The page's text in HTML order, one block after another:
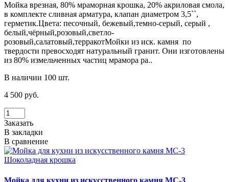
Мойка врезная, 80% мраморная крошка, 20% акриловая смола,
в комплекте сливная арматура, клапан диаметром 3,5``,
герметик.Цвета: песочный, бежевый,темно-серый, серый ,
белый,чёрный,розовый,светло-
розовый,салатовый,терракотМойки из иск. камня по
твердости превосходят натуральный гранит. Они изготовлены
из 80% измельченных частиц мрамора ра..
В наличии 100 шт.
4 500 руб.
Заказать
В закладки
В сравнение
Мойка для кухни из искусственного камня МС-3